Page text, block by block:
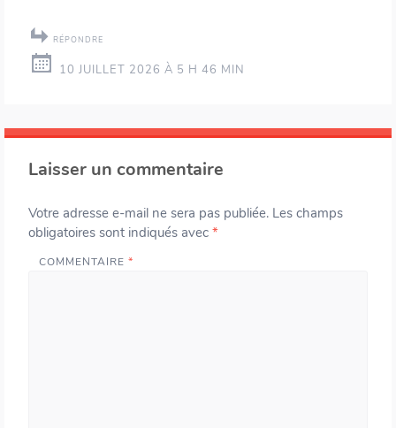
RÉPONDRE
10 JUILLET 2026 À 5 H 46 MIN
Laisser un commentaire
Votre adresse e-mail ne sera pas publiée. Les champs
obligatoires sont indiqués avec *
COMMENTAIRE *